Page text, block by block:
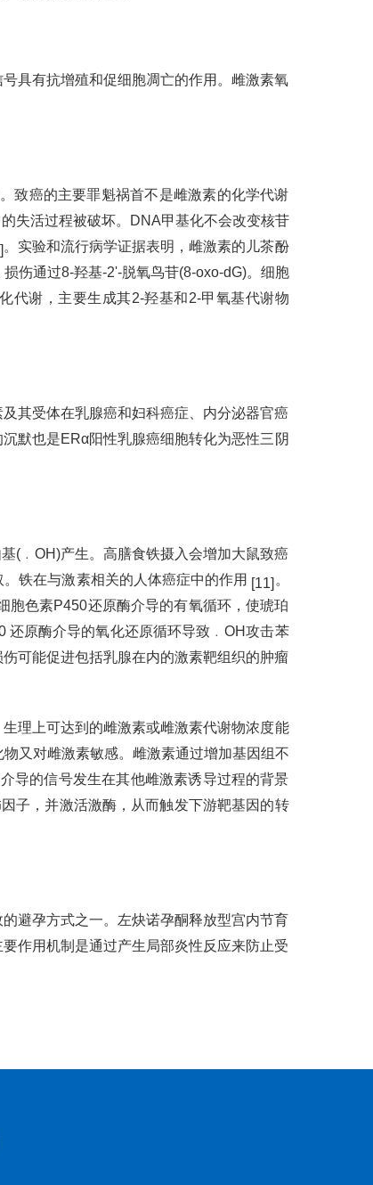
具有抗增殖和促细胞凋亡的作用。雌激素氧
致癌的主要罪魁祸首不是雌激素的化学代谢
失活过程被破坏。DNA甲基化不会改变核苷
。实验和流行病学证据表明，雌激素的儿茶酚
伤通过8-羟基-2'-脱氧鸟苷(8-oxo-dG)。细胞
代谢，主要生成其2-羟基和2-甲氧基代谢物
其受体在乳腺癌和妇科癌症、内分泌器官癌
默也是ERα阳性乳腺癌细胞转化为恶性三阴
(﹒OH)产生。高膳食铁摄入会增加大鼠致癌
铁在与激素相关的人体癌症中的作用 [11]。
胞色素P450还原酶介导的有氧循环，使琥珀
还原酶介导的氧化还原循环导致﹒OH攻击苯
可能促进包括乳腺在内的激素靶组织的肿瘤
理上可达到的雌激素或雌激素代谢物浓度能
又对雌激素敏感。雌激素通过增加基因组不
导的信号发生在其他雌激素诱导过程的背景
子，并激活激酶，从而触发下游靶基因的转
避孕方式之一。左炔诺孕酮释放型宫内节育
作用机制是通过产生局部炎性反应来防止受